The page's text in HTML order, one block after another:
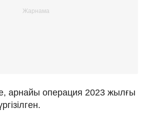
арнайы операция 2023 жылғы